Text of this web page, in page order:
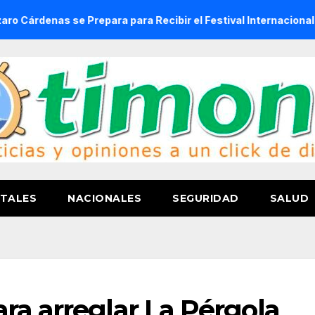
Prepara para Recibir el Festival Internacional de la
NACIONALES SEGURIDAD SALUD